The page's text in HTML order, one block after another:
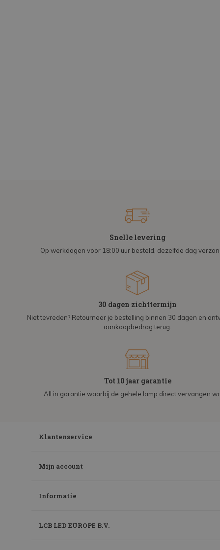
Snelle levering
Op werkdagen voor 18:00 uur besteld, dezelfde dag
30 dagen zichttermijn
Niet tevreden? Retourneer je bestelling binnen 30 dagen en
aankoopbedrag terug.
Tot 10 jaar garantie
All in garantie waarbij de gehele lamp direct vervangen
Klantenservice
Mijn account
Informatie
LCB LED EUROPE B.V.